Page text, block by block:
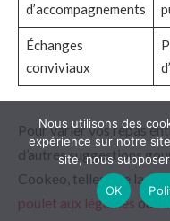
d’accompagnements
Échanges
conviviaux
Pour varier vos repas
d’autres suggestions
Cookeo, telles que la
poulet aux légumes ou un
Nous utilisons des
expérience sur notre
site, nous
OK